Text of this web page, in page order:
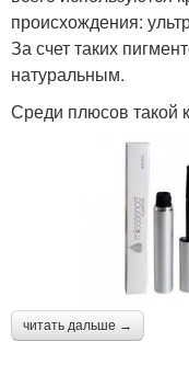
происхождения:
За счет таких
натуральным.
Среди плюсов такой
читать дальше →